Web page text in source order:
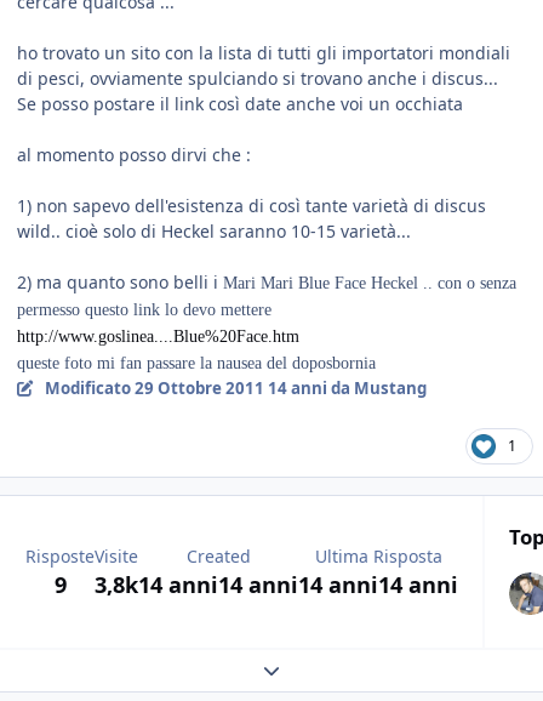
ho trovato un sito con la lista di tutti gli importatori mondiali
di pesci, ovviamente spulciando si trovano anche i discus...
Se posso postare il link così date anche voi un occhiata
al momento posso dirvi che :
1) non sapevo dell'esistenza di così tante varietà di discus
wild.. cioè solo di Heckel saranno 10-15 varietà...
2) ma quanto sono belli i Mari Mari Blue Face Heckel .. con o senza
permesso questo link lo devo mettere
http://www.goslinea....Blue%20Face.htm
queste foto mi fan passare la nausea del doposbornia
Modificato29 Ottobre 2011 14 anni da Mustang
1
Risposte
9
Visite
3,8k
Created
14 anni14 anni
Ultima Risposta
14 anni14 anni
Expand topic overview